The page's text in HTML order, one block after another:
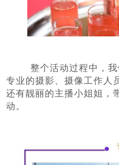
整个活动过程中，我
专业的摄影、摄像工作人
还有靓丽的主播小姐姐，
动。